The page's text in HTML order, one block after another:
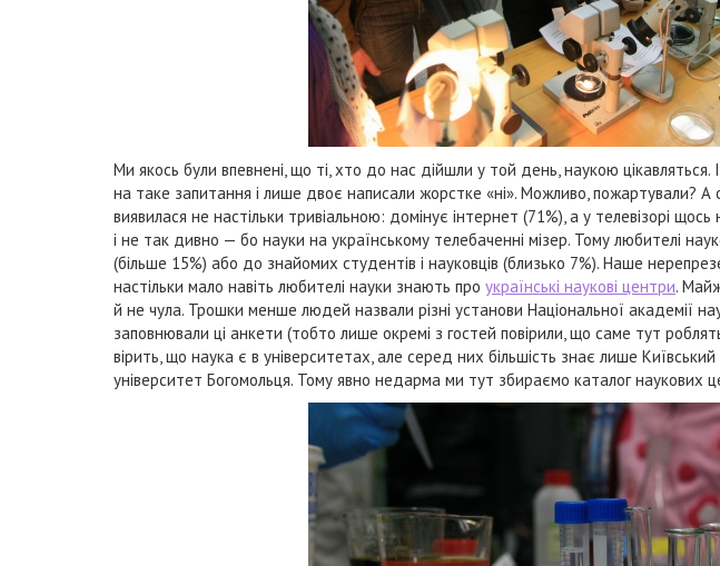
Ми якось були впевнені, що ті, хто до нас дійшли у той день, наукою цікавляться. І
на таке запитання і лише двоє написали жорстке «ні». Можливо, пожартували? А
виявилася не настільки тривіальною: домінує інтернет (71%), а у телевізорі
і не так дивно — бо науки на українському телебаченні мізер. Тому любителі
(більше 15%) або до знайомих студентів і науковців (близько 7%). Наше
настільки мало навіть любителі науки знають про українські наукові центри.
й не чула. Трошки менше людей назвали різні установи Національної академії
заповнювали ці анкети (тобто лише окремі з гостей повірили, що саме тут
вірить, що наука є в університетах, але серед них більшість знає лише
університет Богомольця. Тому явно недарма ми тут збираємо каталог наукових